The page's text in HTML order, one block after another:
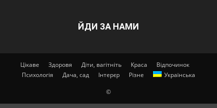
ЙДИ ЗА НАМИ
Цікаве Здоровя Діти, вагітніть Краса
Відпочинок
Психологія
Дача, сад Інтерєр Різне Українська
©